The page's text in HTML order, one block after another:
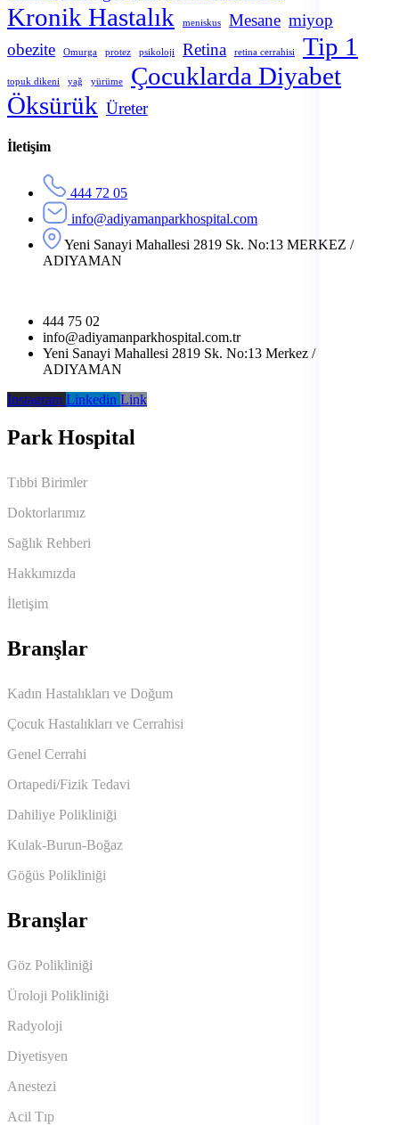
Kronik Hastalık meniskus Mesane miyop
obezite
Omurga protez psikoloji Retina retina cerrahisi Tip 1
topuk dikeni yağ yürüme
Çocuklarda Diyabet
Öksürük Üreter
İletişim
444 72 05
info@adiyamanparkhospital.com
Yeni Sanayi Mahallesi 2819 Sk. No:13 MERKEZ /
ADIYAMAN
444 75 02
info@adiyamanparkhospital.com.tr
Yeni Sanayi Mahallesi 2819 Sk. No:13 Merkez /
ADIYAMAN
Instagram Linkedin Link
Park Hospital
Tıbbi Birimler
Doktorlarımız
Sağlık Rehberi
Hakkımızda
İletişim
Branşlar
Kadın Hastalıkları ve Doğum
Çocuk Hastalıkları ve Cerrahisi
Genel Cerrahi
Ortapedi/Fizik Tedavi
Dahiliye Polikliniği
Kulak-Burun-Boğaz
Göğüs Polikliniği
Branşlar
Göz Polikliniği
Üroloji Polikliniği
Radyoloji
Diyetisyen
Anestezi
Acil Tıp